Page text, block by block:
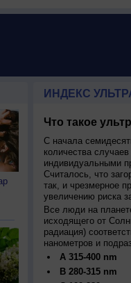
ИНДЕКС
Что такое
С начала
количества
индивидуальными
Считалось, что
так, и чрезмерное
увеличению риска
Все люди на
исходящего от
радиация)
нанометров и
A 315-400 nm
B 280-315 nm